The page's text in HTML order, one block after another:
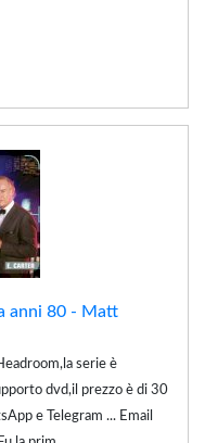
anni 80 - Matt
serie è
dvd,il prezzo è di 30
e Telegram ... Email